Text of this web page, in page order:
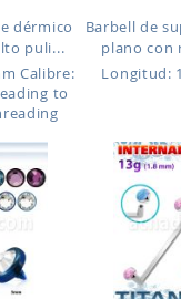
dérmico
puli...
Calibre:
to
Barbell de
plano con
Longitud: